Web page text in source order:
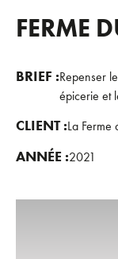
FERME
BRIEF :Repenser
épicerie et
CLIENT :La Ferme
ANNÉE :2021